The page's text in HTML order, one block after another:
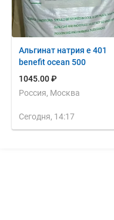
Альгинат натрия е 401
benefit ocean 500
1045.00 ₽
Россия, Москва
Сегодня, 14:17